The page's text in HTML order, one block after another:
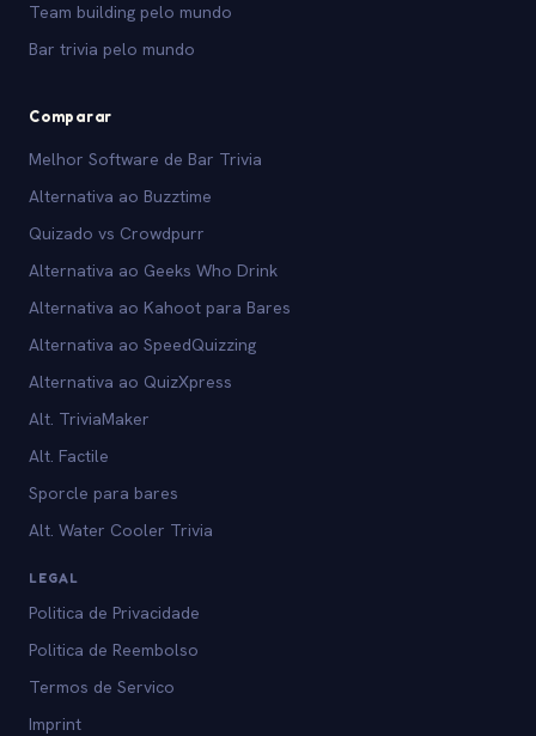
Team building pelo mundo
Bar trivia pelo mundo
Comparar
Melhor Software de Bar Trivia
Alternativa ao Buzztime
Quizado vs Crowdpurr
Alternativa ao Geeks Who Drink
Alternativa ao Kahoot para Bares
Alternativa ao SpeedQuizzing
Alternativa ao QuizXpress
Alt. TriviaMaker
Alt. Factile
Sporcle para bares
Alt. Water Cooler Trivia
LEGAL
Politica de Privacidade
Politica de Reembolso
Termos de Servico
Imprint